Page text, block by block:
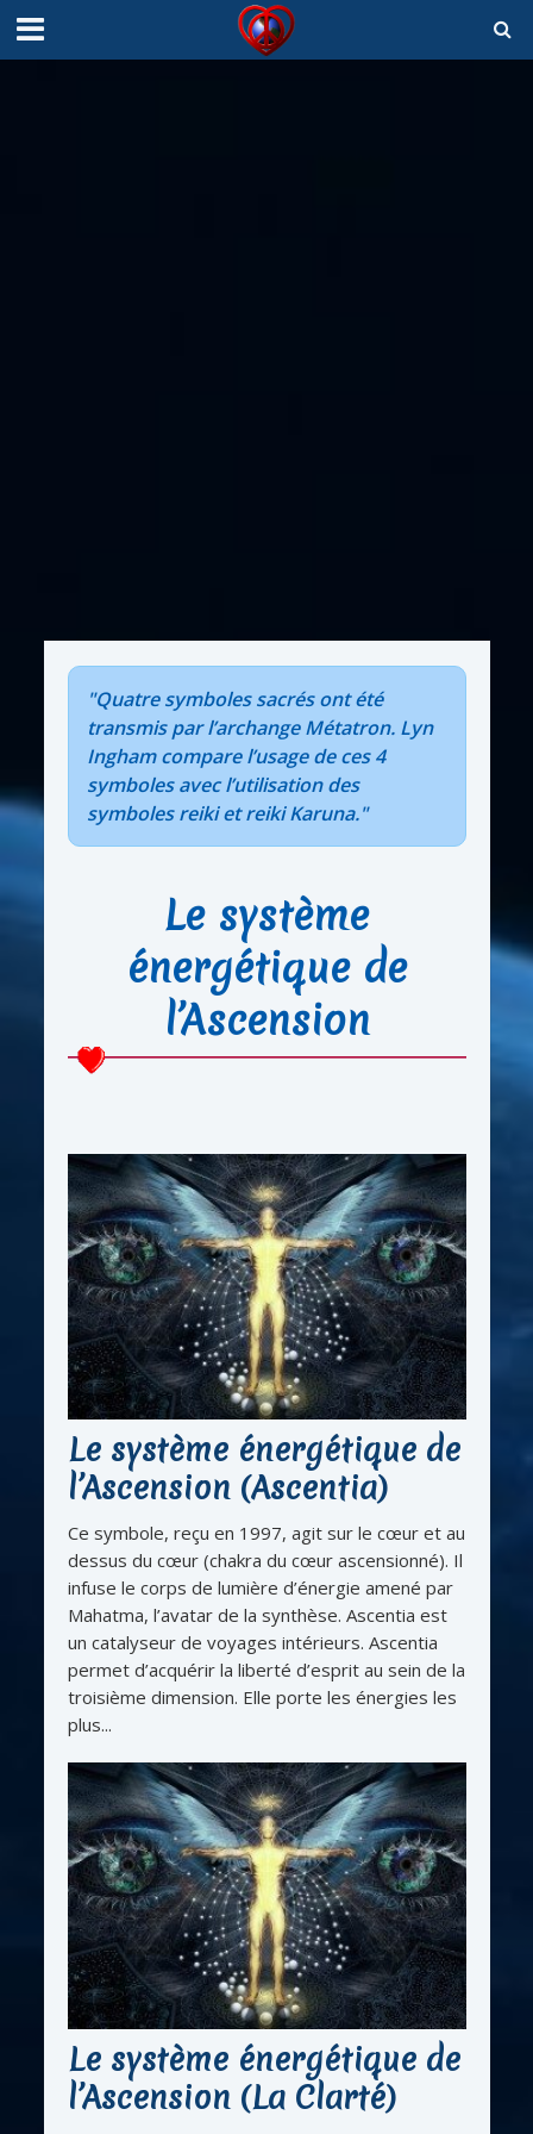
"Quatre symboles sacrés ont été
transmis par l’archange Métatron. Lyn
Ingham compare l’usage de ces 4
symboles avec l’utilisation des
symboles reiki et reiki Karuna."
Le système
énergétique de
l’Ascension
Le système énergétique de
l’Ascension (Ascentia)
Ce symbole, reçu en 1997, agit sur le cœur et au
dessus du cœur (chakra du cœur ascensionné). Il
infuse le corps de lumière d’énergie amené par
Mahatma, l’avatar de la synthèse. Ascentia est
un catalyseur de voyages intérieurs. Ascentia
permet d’acquérir la liberté d’esprit au sein de la
troisième dimension. Elle porte les énergies les
plus...
Le système énergétique de
l’Ascension (La Clarté)